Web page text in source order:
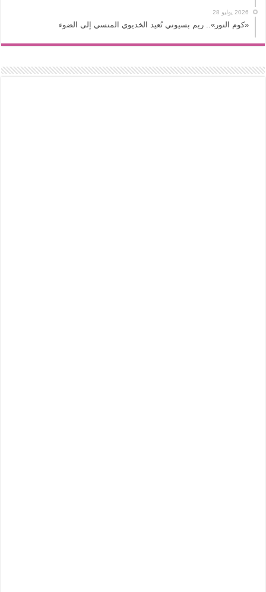
2026 يوليو 28
«كوم النور».. ريم بسيوني تُعيد الخديوي المنسي إلى الضوء